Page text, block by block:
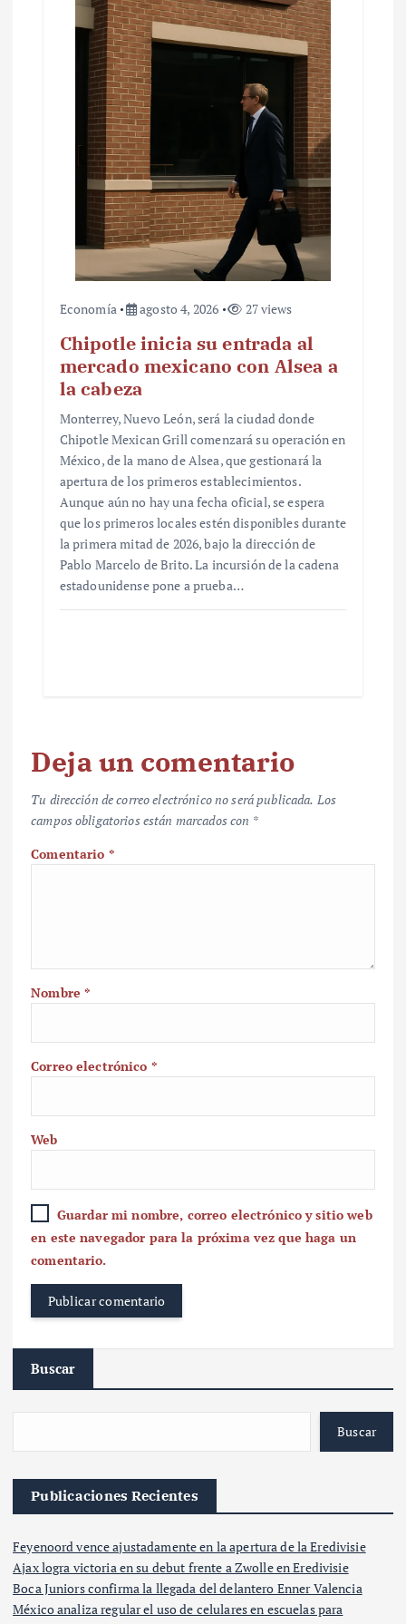
Economía agosto 4, 2026 27 views
Chipotle inicia su entrada al
mercado mexicano con Alsea a
la cabeza
Monterrey, Nuevo León, será la ciudad donde
Chipotle Mexican Grill comenzará su operación en
México, de la mano de Alsea, que gestionará la
apertura de los primeros establecimientos.
Aunque aún no hay una fecha oficial, se espera
que los primeros locales estén disponibles durante
la primera mitad de 2026, bajo la dirección de
Pablo Marcelo de Brito. La incursión de la cadena
estadounidense pone a prueba…
Deja un comentario
Tu dirección de correo electrónico no será publicada. Los
campos obligatorios están marcados con *
Comentario *
Nombre*
Correo electrónico *
Web
Guardar mi nombre, correo electrónico y sitio web
en este navegador para la próxima vez que haga un
comentario.
Buscar
Buscar
Publicaciones Recientes
Feyenoord vence ajustadamente en la apertura de la Eredivisie
Ajax logra victoria en su debut frente a Zwolle en Eredivisie
Boca Juniors confirma la llegada del delantero Enner Valencia
México analiza regular el uso de celulares en escuelas para